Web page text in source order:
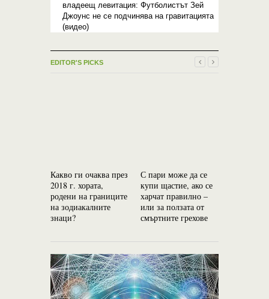
владеещ левитация: Футболистът Зей
Джоунс не се подчинява на гравитацията
(видео)
EDITOR'S PICKS
Какво ги очаква през
2018 г. хората,
родени на границите
на зодиакалните
знаци?
С пари може да се
купи щастие, ако се
харчат правилно –
или за ползата от
смъртните грехове